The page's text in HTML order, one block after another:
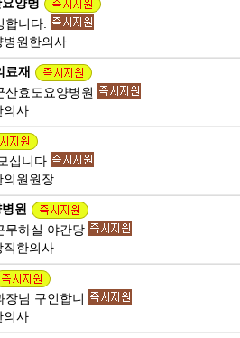
양병
합니다.
병원한의사
료재
산효도요양병원
의사
십니다
의원원장
원
무하실 야간당
직한의사
장님 구인합니
의사